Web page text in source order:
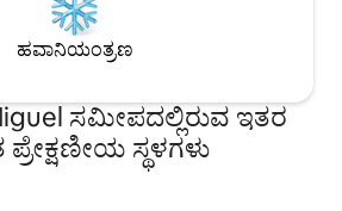
ಹವಾನಿಯಂತ್ರಣ
ಸಮೀಪದಲ್ಲಿರುವ ಇತರ
ಸ್ಥಳಗಳು